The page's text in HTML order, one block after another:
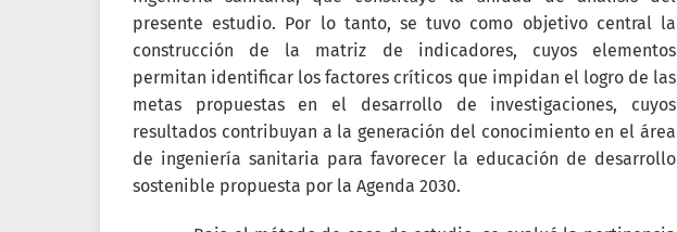
presente estudio. Por lo tanto, se tuvo como objetivo central la
construcción de la matriz de indicadores, cuyos elementos
permitan identificar los factores críticos que impidan el logro de las
metas propuestas en el desarrollo de investigaciones, cuyos
resultados contribuyan a la generación del conocimiento en el área
de ingeniería sanitaria para favorecer la educación de desarrollo
sostenible propuesta por la Agenda 2030.